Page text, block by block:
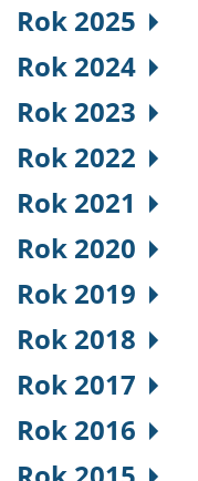
Rok 2025
Rok 2024
Rok 2023
Rok 2022
Rok 2021
Rok 2020
Rok 2019
Rok 2018
Rok 2017
Rok 2016